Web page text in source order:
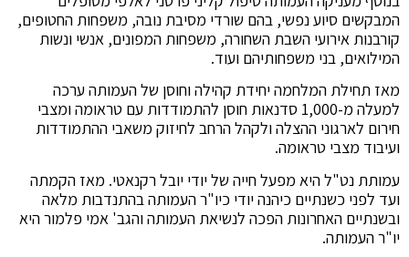
המבקשים סיוע נפשי, בהם שורדי מסיבת נובה, משפחות החטופים,
קורבנות אירועי השבת השחורה, משפחות המפונים, אנשי ונשות
המילואים, בני משפחותיהם ועוד.
מאז תחילת המלחמה יחידת קהילה וחוסן של העמותה ערכה
למעלה מ-1,000 סדנאות חוסן להתמודדות עם טראומה ומצבי
חירום לארגוני ההצלה ולקהל הרחב לחיזוק משאבי ההתמודדות
ועיבוד מצבי טראומה.
עמותת נט"ל היא מפעל חייה של יודי יובל רקנאטי. מאז הקמתה
ועד לפני כשנתיים כיהנה יודי כיו"ר העמותה בהתנדבות מלאה
ובשנתיים האחרונות הפכה לנשיאת העמותה והגב' אמי פלמור היא
יו"ר העמותה.